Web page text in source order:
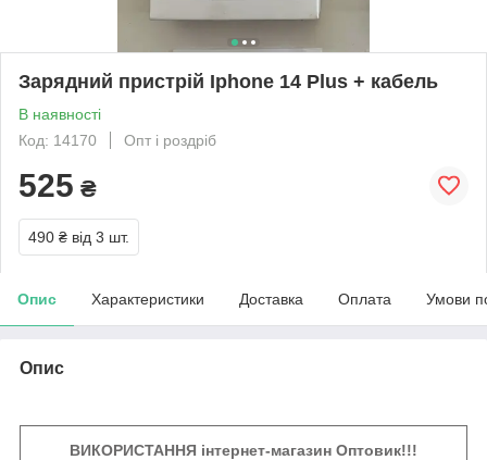
Зарядний пристрій Iphone 14 Plus + кабель
В наявності
Код: 14170
Опт і роздріб
525 ₴
490 ₴ від 3 шт.
Опис Характеристики Доставка Оплата Умови
Опис
ВИКОРИСТАННЯ інтернет-магазин Оптовик!!!